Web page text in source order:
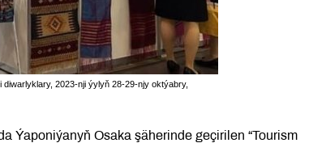
2023-nji ýylyň 28-29-njy oktýabry,
Ýaponiýanyň Osaka şäherinde geçirilen “Tourism